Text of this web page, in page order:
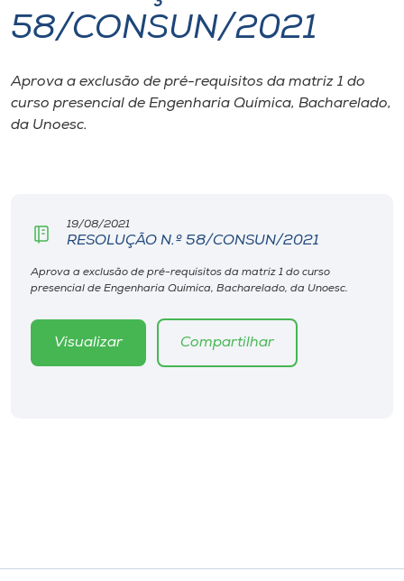
I.nova
Diplomados
Rádio
58/CONSUN/2021
Aprova a exclusão de pré-requisitos da matriz 1 do
curso presencial de Engenharia Química, Bacharelado,
da Unoesc.
19/08/2021
RESOLUÇÃO N.º 58/CONSUN/2021
Aprova a exclusão de pré-requisitos da matriz 1 do curso
presencial de Engenharia Química, Bacharelado, da Unoesc.
Visualizar Compartilhar